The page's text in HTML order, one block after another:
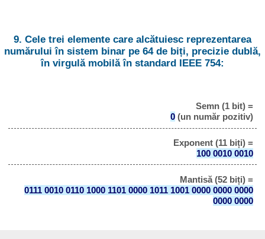
9. Cele trei elemente care alcătuiesc reprezentarea
numărului în sistem binar pe 64 de biți, precizie dublă,
în virgulă mobilă în standard IEEE 754:
Semn (1 bit) =
0(un număr pozitiv)
Exponent (11 biți) =
100 0010 0010
Mantisă (52 biți) =
0111 0010 0110 1000 1101 0000 1011 1001 0000 0000 0000
0000 0000